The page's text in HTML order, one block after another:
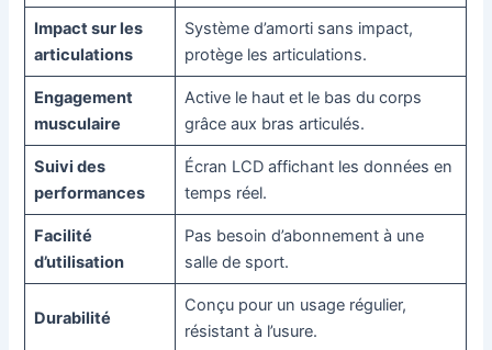
Impact sur les
articulations
Système d’amorti sans impact,
protège les articulations.
Engagement
musculaire
Active le haut et le bas du corps
grâce aux bras articulés.
Suivi des
performances
Écran LCD affichant les données en
temps réel.
Facilité
d’utilisation
Pas besoin d’abonnement à une
salle de sport.
Durabilité
Conçu pour un usage régulier,
résistant à l’usure.